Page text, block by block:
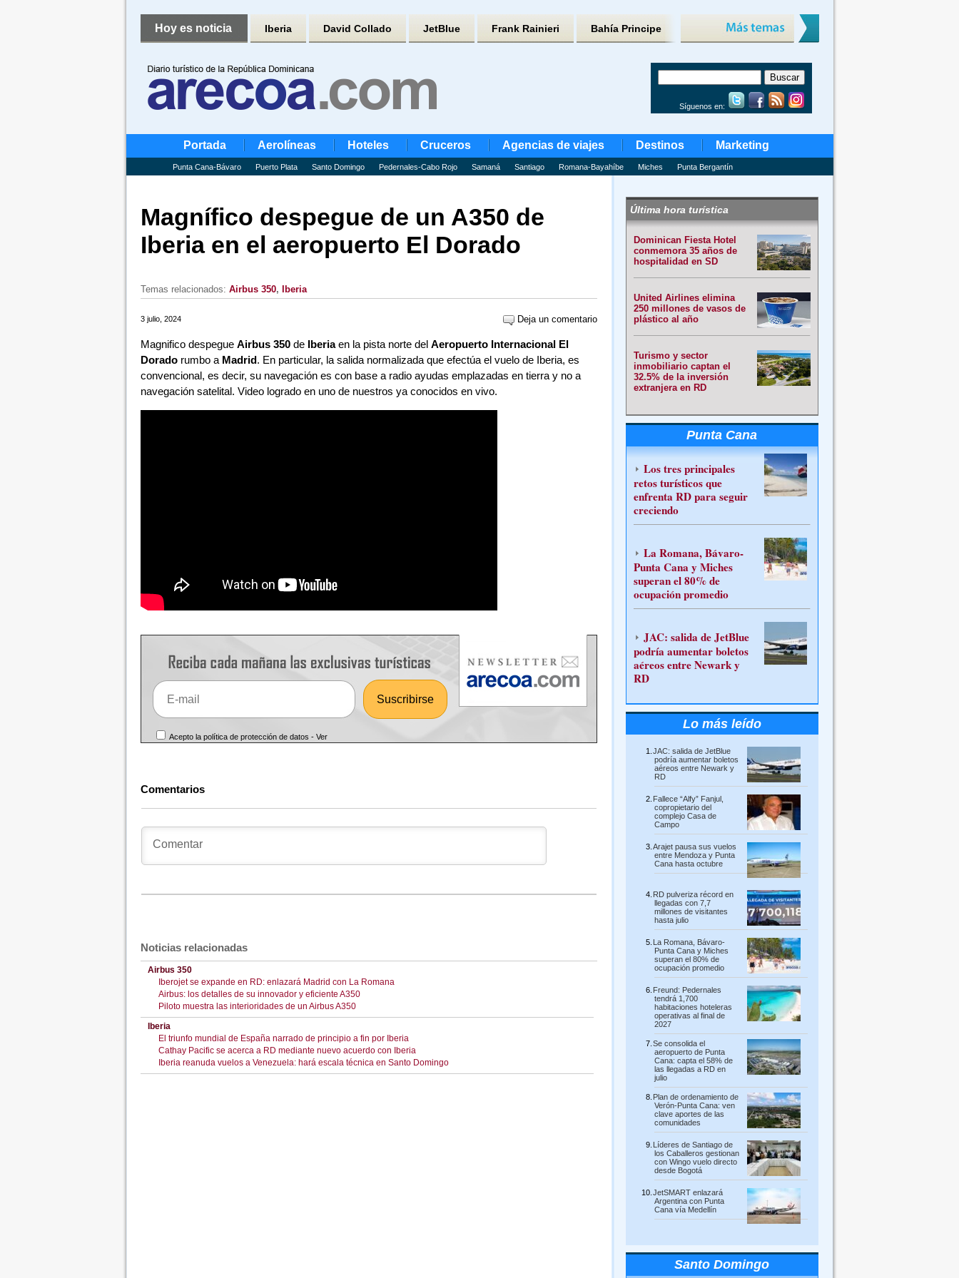
Hoy es noticia Iberia David Collado JetBlue Frank Rainieri Bahía Principe
Síguenos en:
Portada Aerolíneas Hoteles Cruceros Agencias de viajes Destinos Marketing
Punta Cana-Bávaro Puerto Plata Santo Domingo Pedernales-Cabo Rojo Samaná Santiago Romana-Bayahíbe Miches Punta Bergantín
Magnífico despegue de un A350 de
Iberia en el aeropuerto El Dorado
Temas relacionados: Airbus 350, Iberia
3 julio, 2024 Deja un comentario
Magnifico despegue Airbus 350de Iberiaen la pista norte del Aeropuerto Internacional El
Doradorumbo a Madrid. En particular, la salida normalizada que efectúa el vuelo de Iberia, es
convencional, es decir, su navegación es con base a radio ayudas emplazadas en tierra y no a
navegación satelital. Video logrado en uno de nuestros ya conocidos en vivo.
Acepto la política de protección de datos -Ver
Comentarios
Noticias relacionadas
Airbus 350
Iberojet se expande en RD: enlazará Madrid con La Romana
Airbus: los detalles de su innovador y eficiente A350
Piloto muestra las interioridades de un Airbus A350
Iberia
El triunfo mundial de España narrado de principio a fin por Iberia
Cathay Pacific se acerca a RD mediante nuevo acuerdo con Iberia
Iberia reanuda vuelos a Venezuela: hará escala técnica en Santo Domingo
Última hora turística
Dominican Fiesta Hotel
conmemora 35 años de
hospitalidad en SD
United Airlines elimina
250 millones de vasos de
plástico al año
Turismo y sector
inmobiliario captan el
32.5% de la inversión
extranjera en RD
Punta Cana
Los tres principales
retos turísticos que
enfrenta RD para seguir
creciendo
La Romana, Bávaro-
Punta Cana y Miches
superan el 80% de
ocupación promedio
JAC: salida de JetBlue
podría aumentar boletos
aéreos entre Newark y
RD
Lo más leído
JAC: salida de JetBlue
podría aumentar boletos
aéreos entre Newark y
RD
Fallece “Alfy” Fanjul,
copropietario del
complejo Casa de
Campo
Arajet pausa sus vuelos
entre Mendoza y Punta
Cana hasta octubre
RD pulveriza récord en
llegadas con 7,7
millones de visitantes
hasta julio
La Romana, Bávaro-
Punta Cana y Miches
superan el 80% de
ocupación promedio
Freund: Pedernales
tendrá 1,700
habitaciones hoteleras
operativas al final de
2027
Se consolida el
aeropuerto de Punta
Cana: capta el 58% de
las llegadas a RD en
julio
Plan de ordenamiento de
Verón-Punta Cana: ven
clave aportes de las
comunidades
Líderes de Santiago de
los Caballeros gestionan
con Wingo vuelo directo
desde Bogotá
JetSMART enlazará
Argentina con Punta
Cana vía Medellín
Santo Domingo